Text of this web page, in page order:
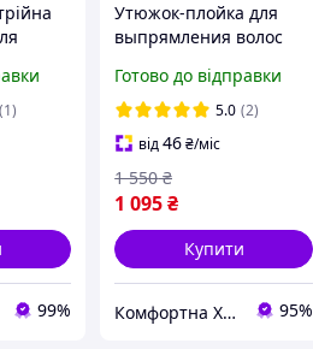
(1)
99%
Утюжок-плойка для
выпрямления волос
волосся, керамический
утюжок для волос
Готово до відправки
5.0 (2)
від46₴/міс
1 095₴
1 550 ₴
Купити
Комфортна Хата 95%